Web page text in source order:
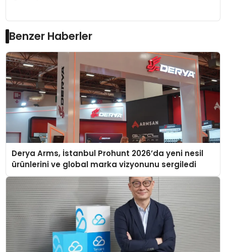
Benzer Haberler
Derya Arms, İstanbul Prohunt 2026’da yeni nesil
ürünlerini ve global marka vizyonunu sergiledi